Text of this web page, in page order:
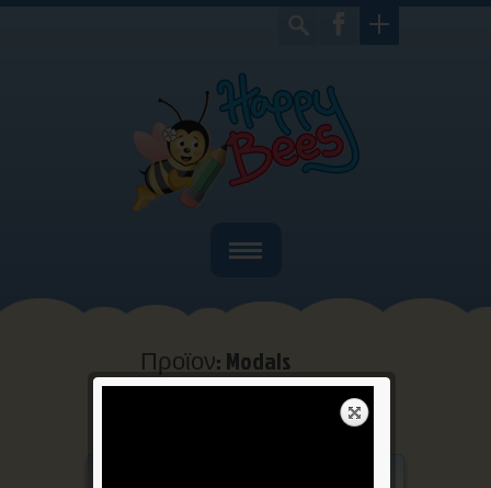
Home
Ποιοί είμαστε
Bιβλία
Προϊον: Modals
Home > Προϊον: Modals